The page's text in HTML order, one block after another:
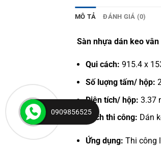
MÔ TẢ ĐÁNH GIÁ (0)
Sàn nhựa dán keo
Qui cách: 915.4 x
Số luợng tấm/ hộp:
Diện tích/ hộp: 3.37
Cách thi công: Dán
Ứng dụng: Thi công
0909856525